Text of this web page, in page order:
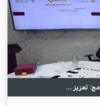
تعزيز ...